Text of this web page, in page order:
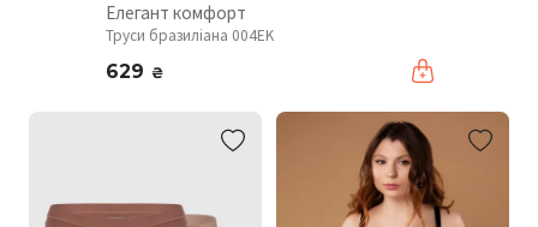
Елегант комфорт
Труси бразиліана 004EK
629 ₴